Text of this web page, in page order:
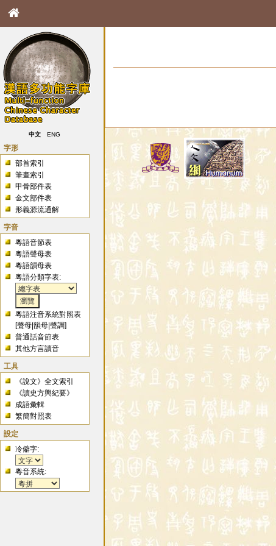
中文 ENG
字形
部首索引
筆畫索引
甲骨部件表
金文部件表
形義源流通解
字音
粵語音節表
粵語聲母表
粵語韻母表
粵語分類字表:
粵語注音系統對照表
[聲母 |韻母 |聲調]
普通話音節表
其他方言讀音
工具
《說文》全文索引
《讀史方輿紀要》
成語彙輯
繁簡對照表
設定
冷僻字:
粵音系統: